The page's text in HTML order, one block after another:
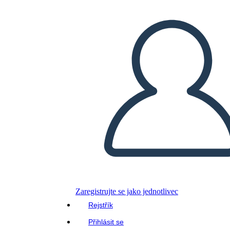
Zaregistrujte se jako jednotlivec
Rejstřík
Přihlásit se
PŘEHRÁT PREZENTACI
PŘEČTI MI